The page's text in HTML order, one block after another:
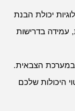
יכולת הבנת
עמידה בדרישות
במערכת הצבאית.
היכולות שלכם